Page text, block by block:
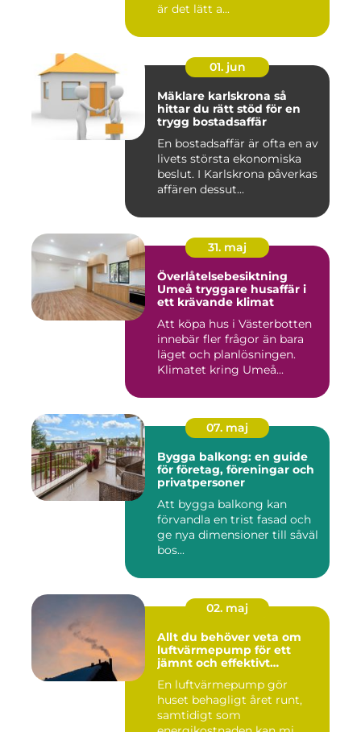
är det lätt a...
01. jun
Mäklare karlskrona så
hittar du rätt stöd för en
trygg bostadsaffär
En bostadsaffär är ofta en av
livets största ekonomiska
beslut. I Karlskrona påverkas
affären dessut...
31. maj
Överlåtelsebesiktning
Umeå tryggare husaffär i
ett krävande klimat
Att köpa hus i Västerbotten
innebär fler frågor än bara
läget och planlösningen.
Klimatet kring Umeå...
07. maj
Bygga balkong: en guide
för företag, föreningar och
privatpersoner
Att bygga balkong kan
förvandla en trist fasad och
ge nya dimensioner till såväl
bos...
02. maj
Allt du behöver veta om
luftvärmepump för ett
jämnt och effektivt
En luftvärmepump gör
huset behagligt året runt,
samtidigt som